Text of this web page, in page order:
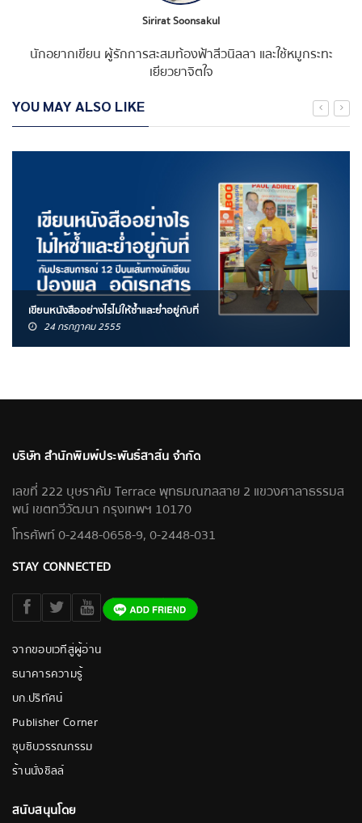
Sirirat Soonsakul
นักอยากเขียน ผู้รักการสะสมท้องฟ้าสีวนิลลา และใช้หมูกระทะ
เยียวยาจิตใจ
YOU MAY ALSO LIKE
เขียนหนังสืออย่างไรไม่ให้ซ้ำและย่ำอยู่กับที่
24 กรกฎาคม 2555
บริษัท สำนักพิมพ์ประพันธ์สาส์น จำกัด
เลขที่ 222 บุษราคัม Terrace พุทธมณฑลสาย 2 แขวงศาลาธรรมส
พน์ เขตทวีวัฒนา กรุงเทพฯ 10170
โทรศัพท์ 0-2448-0658-9, 0-2448-031
STAY CONNECTED
จากขอบเวทีสู่ผู้อ่าน
ธนาคารความรู้
บก.ปริทัศน์
Publisher Corner
ซุบซิบวรรณกรรม
ร้านนั่งชิลล์
สนับสนุนโดย